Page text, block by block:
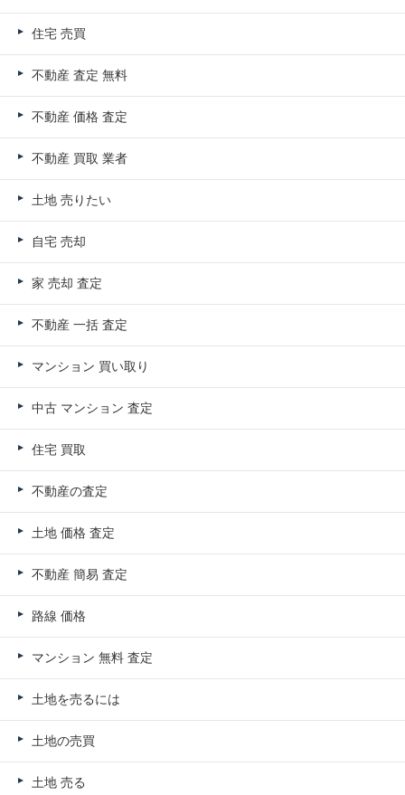
住宅 売買
不動産 査定 無料
不動産 価格 査定
不動産 買取 業者
土地 売りたい
自宅 売却
家 売却 査定
不動産 一括 査定
マンション 買い取り
中古 マンション 査定
住宅 買取
不動産の査定
土地 価格 査定
不動産 簡易 査定
路線 価格
マンション 無料 査定
土地を売るには
土地の売買
土地 売る